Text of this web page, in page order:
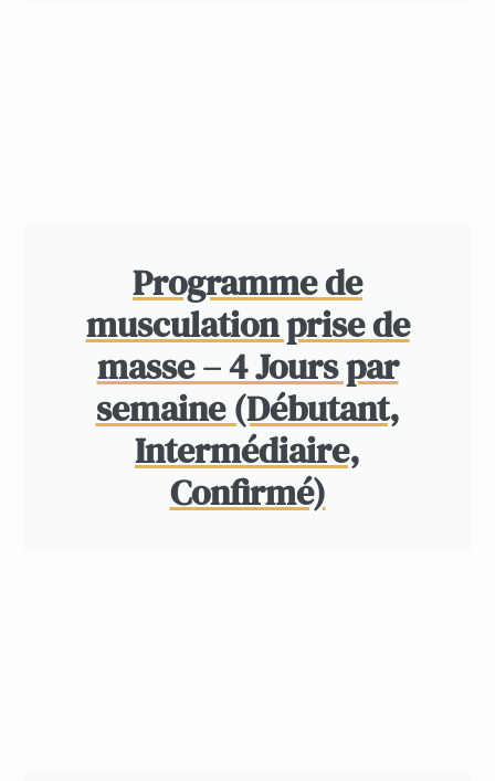
Programme de
musculation prise de
masse – 4 Jours par
semaine (Débutant,
Intermédiaire,
Confirmé)